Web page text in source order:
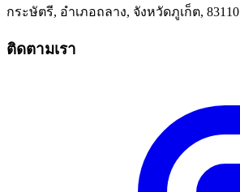
กระษัตรี, อำเภอถลาง, จังหวัดภูเก็ต, 83110
ติดตามเรา